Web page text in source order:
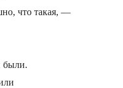
что такая, —
были.